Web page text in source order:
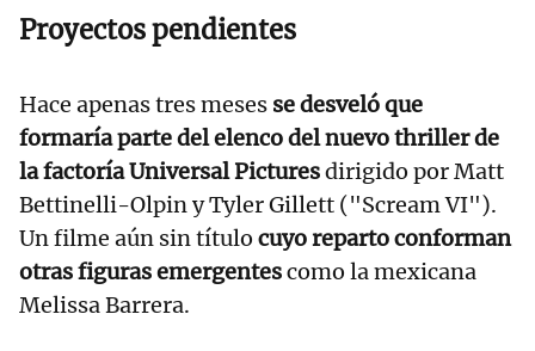
Proyectos pendientes
Hace apenas tres meses se desveló que
formaría parte del elenco del nuevo thriller de
la factoría Universal Picturesdirigido por Matt
Bettinelli-Olpin y Tyler Gillett ("Scream VI").
Un filme aún sin título cuyo reparto conforman
otras figuras emergentescomo la mexicana
Melissa Barrera.